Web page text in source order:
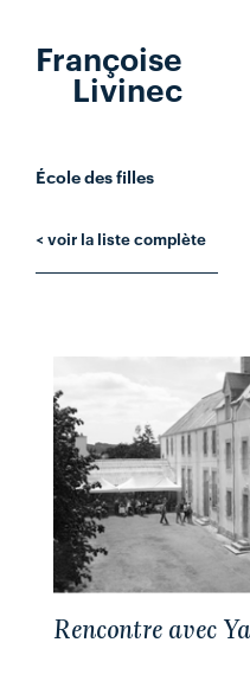
Françoise
Livinec
École des filles
< voir la liste complète
Rencontre avec